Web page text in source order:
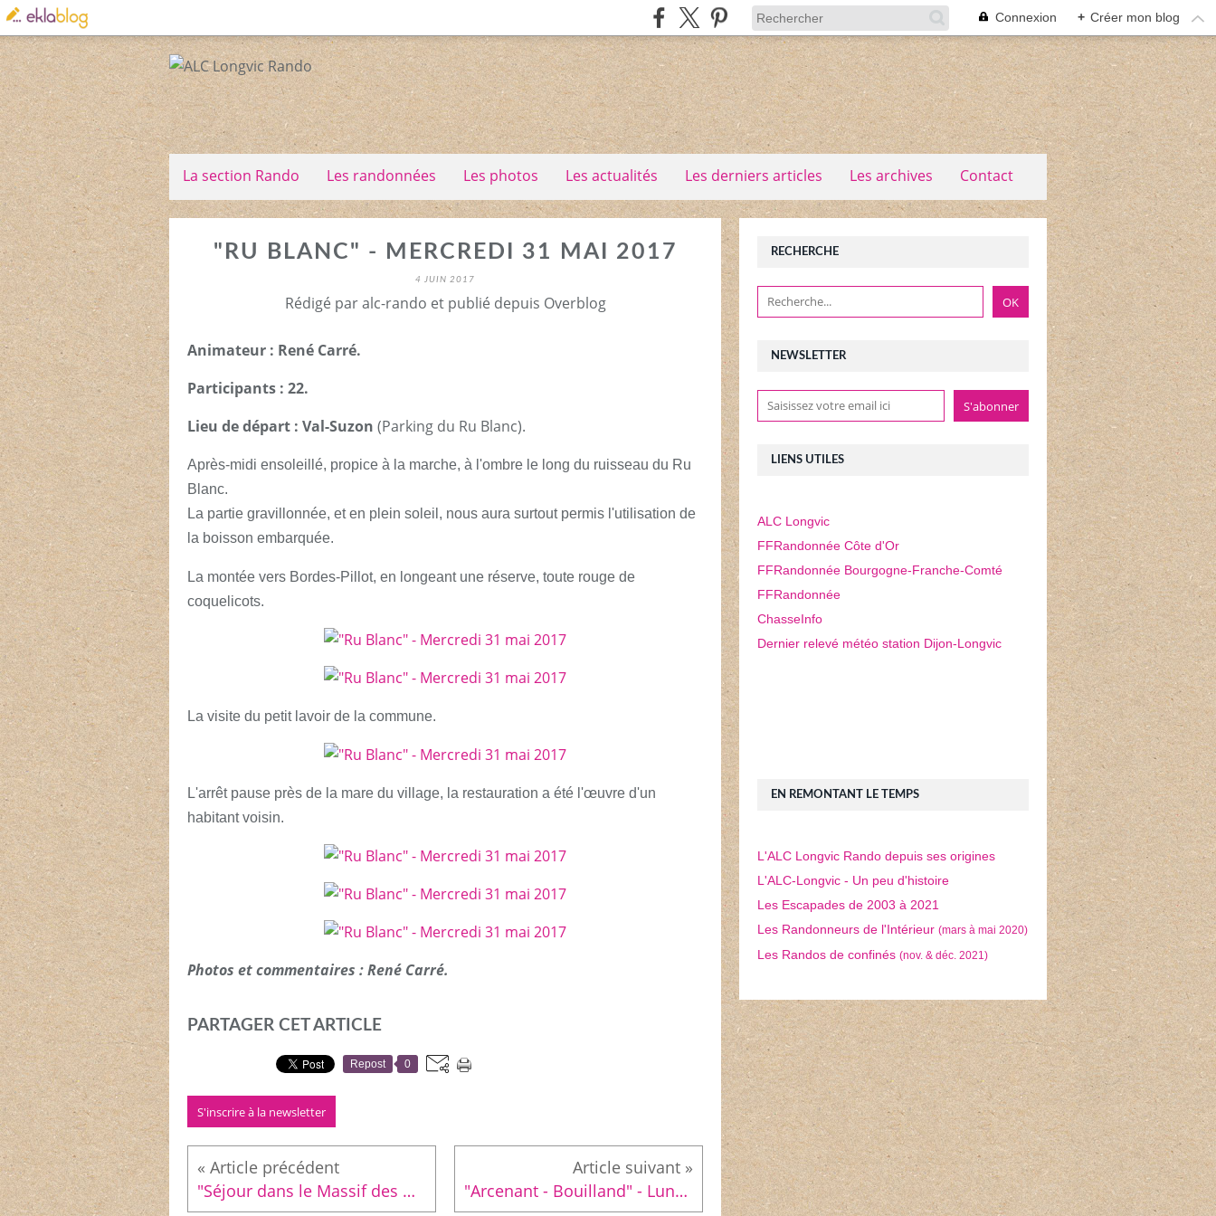
Connexion + Créer mon blog
La section Rando Les randonnées Les photos Les actualités Les derniers articles Les archives Contact
"RU BLANC" - MERCREDI 31 MAI 2017
4 JUIN 2017
Rédigé par alc-rando et publié depuis Overblog
Animateur : René Carré.
Participants : 22.
Lieu de départ : Val-Suzon (Parking du Ru Blanc).
Après-midi ensoleillé, propice à la marche, à l'ombre le long du ruisseau du Ru
Blanc.
La partie gravillonnée, et en plein soleil, nous aura surtout permis l'utilisation de
la boisson embarquée.
La montée vers Bordes-Pillot, en longeant une réserve, toute rouge de
coquelicots.
La visite du petit lavoir de la commune.
L'arrêt pause près de la mare du village, la restauration a été l'œuvre d'un
habitant voisin.
Photos et commentaires : René Carré.
PARTAGER CET ARTICLE
Repost 0
S'inscrire à la newsletter
"Séjour dans le Massif des Maures" "Arcenant - Bouilland" - Lundi 05 juin 2017
NEWSLETTER
RECHERCHE
LIENS UTILES
ALC Longvic
FFRandonnée Côte d'Or
FFRandonnée Bourgogne-Franche-Comté
FFRandonnée
ChasseInfo
Dernier relevé météo station Dijon-Longvic
EN REMONTANT LE TEMPS
L'ALC Longvic Rando depuis ses origines
L'ALC-Longvic - Un peu d'histoire
Les Escapades de 2003 à 2021
Les Randonneurs de l'Intérieur (mars à mai 2020)
Les Randos de confinés (nov. & déc. 2021)